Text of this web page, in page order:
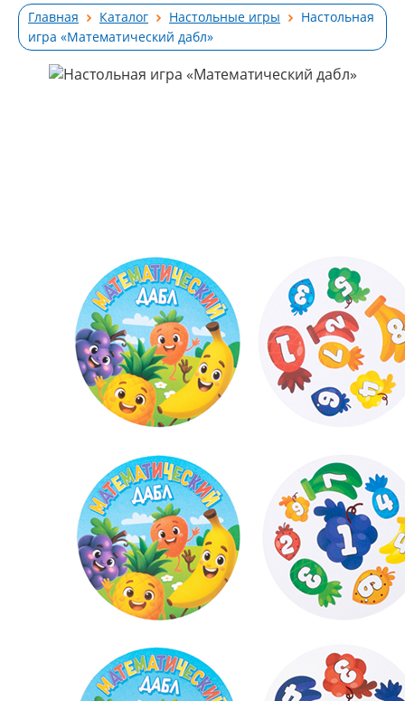
Главная Каталог Настольные игры
Настольная
игра «Математический дабл»